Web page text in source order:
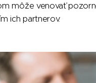
môže venovať
ich partnerov.